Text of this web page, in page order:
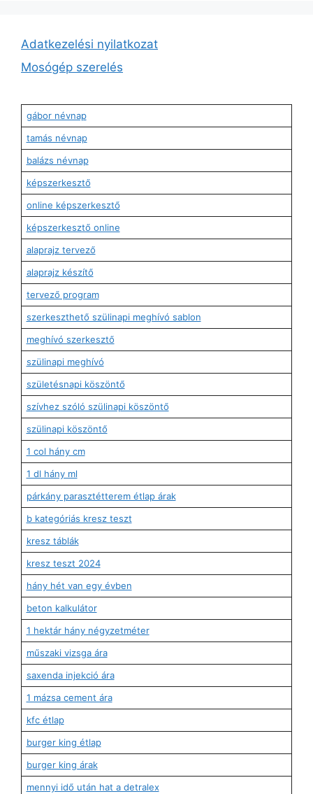
Adatkezelési nyilatkozat
Mosógép szerelés
gábor névnap
tamás névnap
balázs névnap
képszerkesztő
online képszerkesztő
képszerkesztő online
alaprajz tervező
alaprajz készítő
tervező program
szerkeszthető szülinapi meghívó sablon
meghívó szerkesztő
szülinapi meghívó
születésnapi köszöntő
szívhez szóló szülinapi köszöntő
szülinapi köszöntő
1 col hány cm
1 dl hány ml
párkány parasztétterem étlap árak
b kategóriás kresz teszt
kresz táblák
kresz teszt 2024
hány hét van egy évben
beton kalkulátor
1 hektár hány négyzetméter
műszaki vizsga ára
saxenda injekció ára
1 mázsa cement ára
kfc étlap
burger king étlap
burger king árak
mennyi idő után hat a detralex